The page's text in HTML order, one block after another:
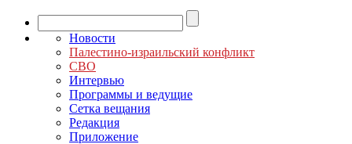
Новости
Палестино-израильский конфликт
СВО
Интервью
Программы и ведущие
Сетка вещания
Редакция
Приложение